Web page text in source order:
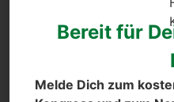
für
Bereit für
Melde Dich zum